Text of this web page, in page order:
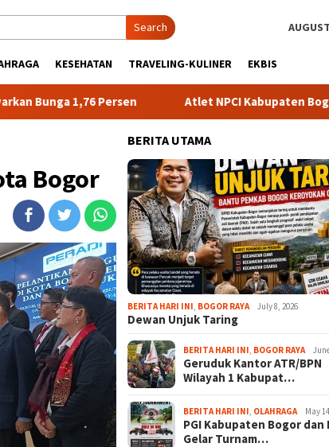
Search
KESEHATAN TRAVELING-KULINER EKBIS
Persen Atlet NPCI Kabupaten Bogor Sabet
Bogor
BERITA UTAMA
BERITA HARI INI BOGOR RAYA July 8, 2026
Dewan Unjuk Taring
BERITA HARI INI BOGOR RAYA
Geruduk Kantor ATR/BPN
Wilayah 1 Kabupat…
BERITA HARI INI OLAHRAGA May
PGI Kabupaten Bogor dan
Gelar Turnam…